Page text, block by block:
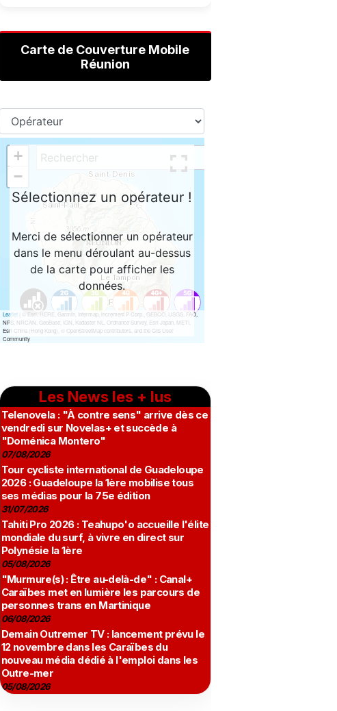
Carte de Couverture Mobile
Réunion
Les News les + lus
Telenovela : "À contre sens" arrive dès ce
vendredi sur Novelas+ et succède à
"Doménica Montero"
07/08/2026
Tour cycliste international de Guadeloupe
2026 : Guadeloupe la 1ère mobilise tous
ses médias pour la 75e édition
31/07/2026
Tahiti Pro 2026 : Teahupo'o accueille l'élite
mondiale du surf, à vivre en direct sur
Polynésie la 1ère
05/08/2026
"Murmure(s) : Être au-delà-de" : Canal+
Caraïbes met en lumière les parcours de
personnes trans en Martinique
06/08/2026
Demain Outremer TV : lancement prévu le
12 novembre dans les Caraïbes du
nouveau média dédié à l'emploi dans les
Outre-mer
05/08/2026